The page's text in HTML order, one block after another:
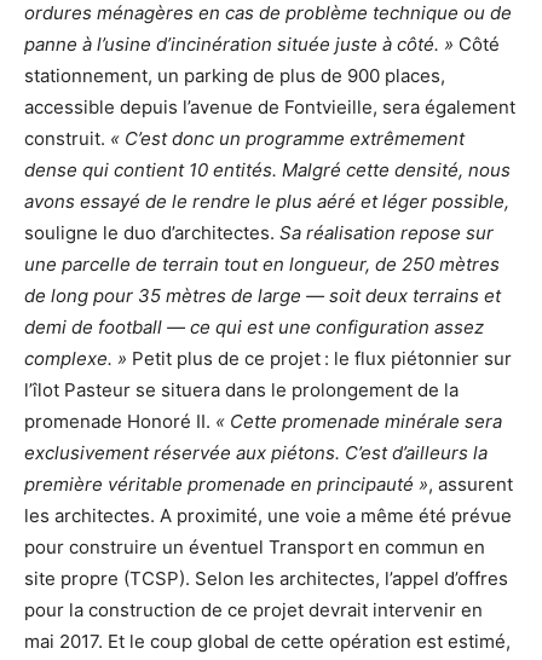
ordures ménagères en cas de problème technique ou de
panne à l’usine d’incinération située juste à côté. » Côté
stationnement, un parking de plus de 900 places,
accessible depuis l’avenue de Fontvieille, sera également
construit. « C’est donc un programme extrêmement
dense qui contient 10 entités. Malgré cette densité, nous
avons essayé de le rendre le plus aéré et léger possible,
souligne le duo d’architectes. Sa réalisation repose sur
une parcelle de terrain tout en longueur, de 250 mètres
de long pour 35 mètres de large — soit deux terrains et
demi de football — ce qui est une configuration assez
complexe. » Petit plus de ce projet : le flux piétonnier sur
l’îlot Pasteur se situera dans le prolongement de la
promenade Honoré II. « Cette promenade minérale sera
exclusivement réservée aux piétons. C’est d’ailleurs la
première véritable promenade en principauté », assurent
les architectes. A proximité, une voie a même été prévue
pour construire un éventuel Transport en commun en
site propre (TCSP). Selon les architectes, l’appel d’offres
pour la construction de ce projet devrait intervenir en
mai 2017. Et le coup global de cette opération est estimé,